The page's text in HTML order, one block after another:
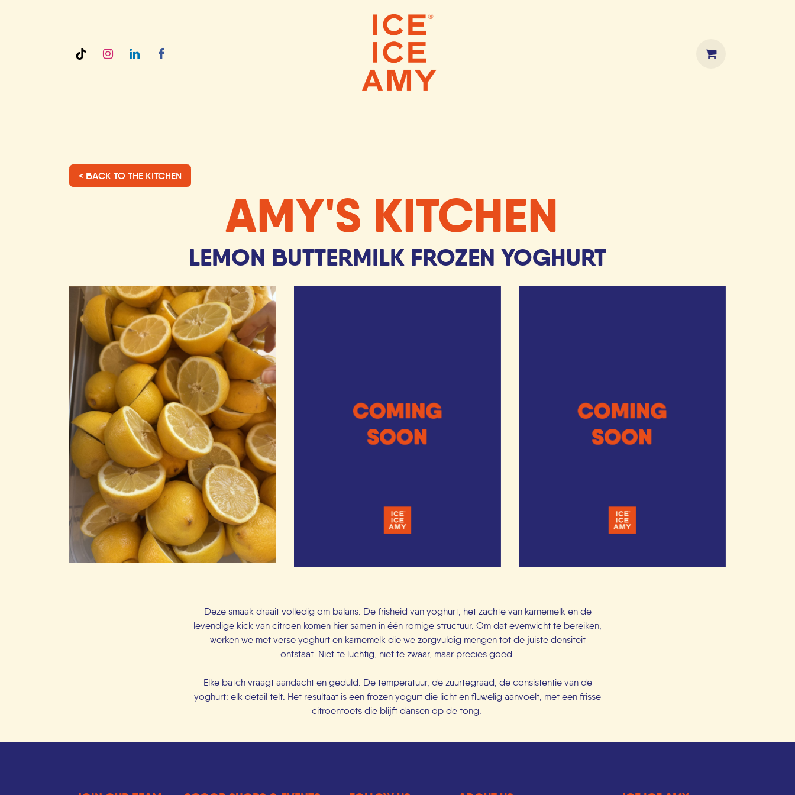
< BACK TO THE KITCHEN
AMY'S KITCHEN
LEMON BUTTERMILK FROZEN YOGHURT
Deze smaak draait volledig om balans. De frisheid van yoghurt, het zachte van karnemelk en de
levendige kick van citroen komen hier samen in één romige structuur. Om dat evenwicht te bereiken,
werken we met verse yoghurt en karnemelk die we zorgvuldig mengen tot de juiste densiteit
ontstaat. Niet te luchtig, niet te zwaar, maar precies goed.
Elke batch vraagt aandacht en geduld. De temperatuur, de zuurtegraad, de consistentie van de
yoghurt: elk detail telt. Het resultaat is een frozen yogurt die licht en fluwelig aanvoelt, met een frisse
citroentoets die blijft dansen op de tong.